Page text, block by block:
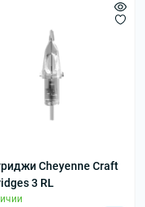
Cheyenne Craft
3 RL